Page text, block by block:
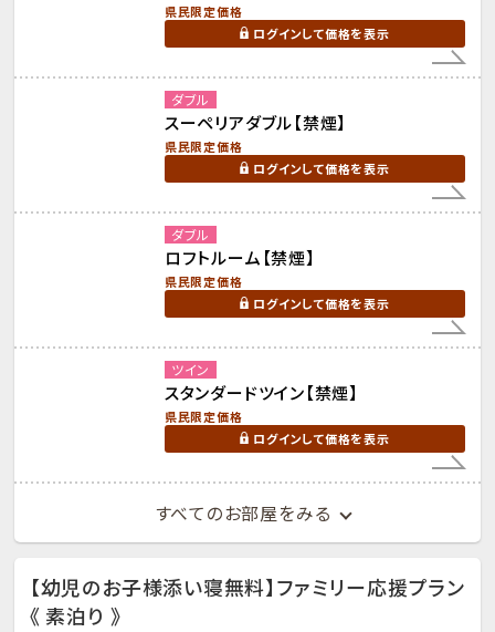
県民限定価格
ログインして価格を表示
ダブル
スーペリアダブル【禁煙】
県民限定価格
ログインして価格を表示
ダブル
ロフトルーム【禁煙】
県民限定価格
ログインして価格を表示
ツイン
スタンダードツイン【禁煙】
県民限定価格
ログインして価格を表示
すべてのお部屋をみる
【幼児のお子様添い寝無料】ファミリー応援プラン
《 素泊り 》